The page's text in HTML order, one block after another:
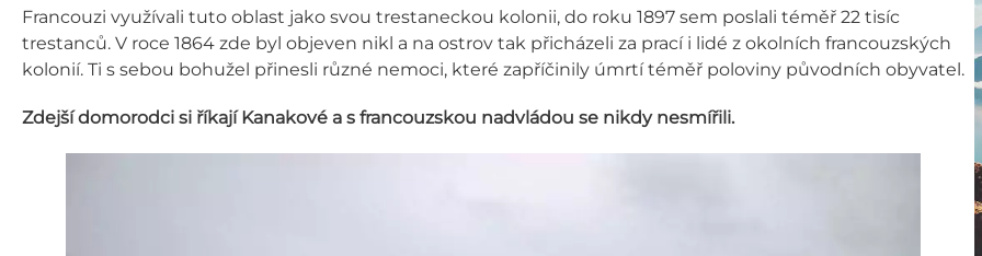
Francouzi využívali tuto oblast jako svou trestaneckou kolonii, do roku 1897 sem poslali téměř 22 tisíc
trestanců. V roce 1864 zde byl objeven nikl a na ostrov tak přicházeli za prací i lidé z okolních francouzských
kolonií. Ti s sebou bohužel přinesli různé nemoci, které zapříčinily úmrtí téměř poloviny původních obyvatel.
Zdejší domorodci si říkají Kanakové a s francouzskou nadvládou se nikdy nesmířili.